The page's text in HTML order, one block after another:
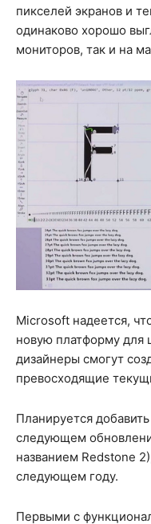
пикселей экранов и
одинаково хорошо
мониторов, так и на
Microsoft надеется,
новую платформу для
дизайнеры смогут
превосходящие
Планируется
следующем
названием Redstone
следующем году.
Первыми с